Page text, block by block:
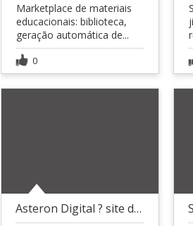
Marketplace de materiais
educacionais: biblioteca,
geração automática de...
0
Asteron Digital ? site da software house